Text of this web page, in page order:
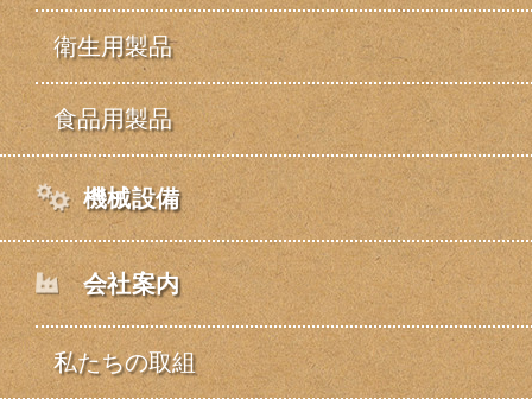
衛生用製品
食品用製品
機械設備
会社案内
私たちの取組